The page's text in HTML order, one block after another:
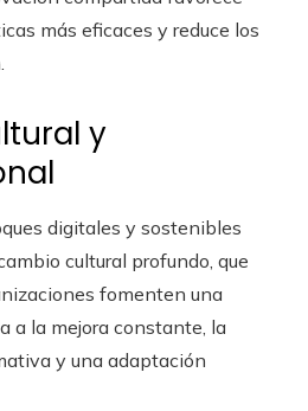
más eficaces y reduce los
y
digitales y sostenibles
cultural profundo, que
fomenten una
a la mejora constante, la
y una adaptación